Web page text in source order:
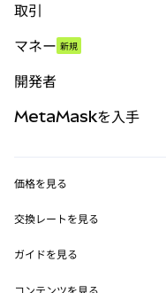
取引
パーペチュアル
RWA
マネー 新規
開発者
MetaMask Connect
Snaps
MetaMaskを入手
セキュリティ
価格を見る
イーサリアムの価格
Solanaの価格
交換レートを見る
ETH→USD
USDT→INR
ガイドを見る
コンテンツを見る